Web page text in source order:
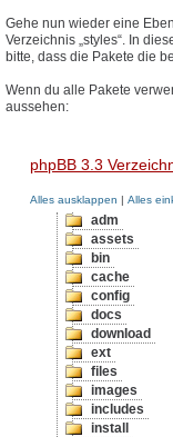
Gehe nun wieder eine
Verzeichnis „styles“. In
bitte, dass die Pakete die
Wenn du alle Pakete
aussehen:
phpBB 3.3
Alles ausklappen | Alles
adm
assets
bin
cache
config
docs
download
ext
files
images
includes
install